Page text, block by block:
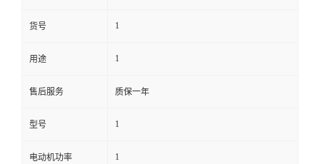
货号 1
用途 1
售后服务 质保一年
型号 1
电动机功率 1